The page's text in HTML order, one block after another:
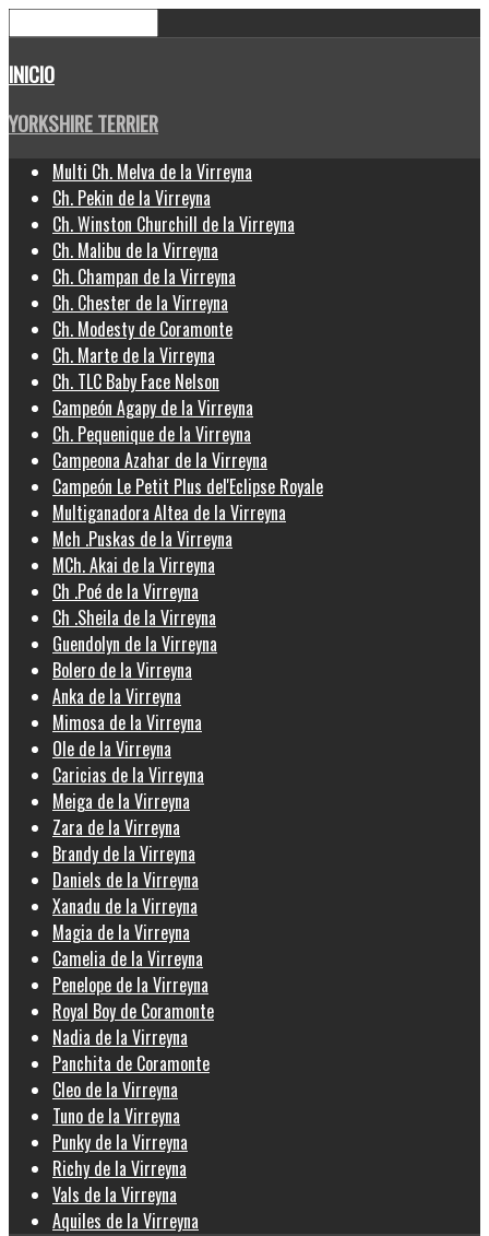
INICIO
YORKSHIRE TERRIER
Multi Ch. Melva de la Virreyna
Ch. Pekin de la Virreyna
Ch. Winston Churchill de la Virreyna
Ch. Malibu de la Virreyna
Ch. Champan de la Virreyna
Ch. Chester de la Virreyna
Ch. Modesty de Coramonte
Ch. Marte de la Virreyna
Ch. TLC Baby Face Nelson
Campeón Agapy de la Virreyna
Ch. Pequenique de la Virreyna
Campeona Azahar de la Virreyna
Campeón Le Petit Plus del'Eclipse Royale
Multiganadora Altea de la Virreyna
Mch .Puskas de la Virreyna
MCh. Akai de la Virreyna
Ch .Poé de la Virreyna
Ch .Sheila de la Virreyna
Guendolyn de la Virreyna
Bolero de la Virreyna
Anka de la Virreyna
Mimosa de la Virreyna
Ole de la Virreyna
Caricias de la Virreyna
Meiga de la Virreyna
Zara de la Virreyna
Brandy de la Virreyna
Daniels de la Virreyna
Xanadu de la Virreyna
Magia de la Virreyna
Camelia de la Virreyna
Penelope de la Virreyna
Royal Boy de Coramonte
Nadia de la Virreyna
Panchita de Coramonte
Cleo de la Virreyna
Tuno de la Virreyna
Punky de la Virreyna
Richy de la Virreyna
Vals de la Virreyna
Aquiles de la Virreyna